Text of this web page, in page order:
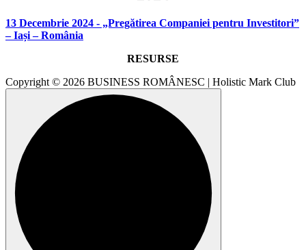
13 Decembrie 2024 - „Pregătirea Companiei pentru Investitori”
– Iași – România
RESURSE
Copyright © 2026 BUSINESS ROMÂNESC | Holistic Mark Club